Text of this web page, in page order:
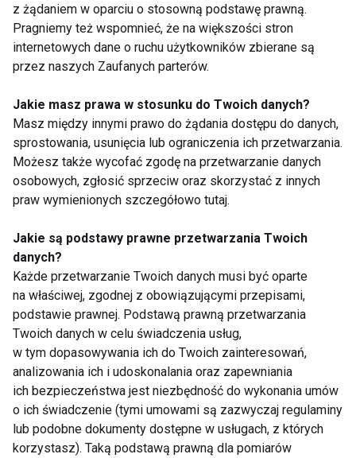
ZDROWIE KALORIE ZDROWY ROLKI
FIT LIGHT
Zdrowie
Niezbędne dla serca i
mięśni. Dlaczego
warto suplementować
kwasy omega-3?
Ten problem może
dotyczyć nawet co
piątej kobiety na
świecie. Lekarka:
Pacjentki często boją
się mówić o bólu
podczas stosunku
z żądaniem w oparciu o stosowną podstawę prawną.
Pragniemy też wspomnieć, że na większości stron
internetowych dane o ruchu użytkowników zbierane są
przez naszych Zaufanych parterów.
Jakie masz prawa w stosunku do Twoich danych?
Masz między innymi prawo do żądania dostępu do danych,
sprostowania, usunięcia lub ograniczenia ich przetwarzania.
Możesz także wycofać zgodę na przetwarzanie danych
osobowych, zgłosić sprzeciw oraz skorzystać z innych
praw wymienionych szczegółowo tutaj.
Jakie są podstawy prawne przetwarzania Twoich
danych?
Każde przetwarzanie Twoich danych musi być oparte
na właściwej, zgodnej z obowiązującymi przepisami,
podstawie prawnej. Podstawą prawną przetwarzania
Twoich danych w celu świadczenia usług,
w tym dopasowywania ich do Twoich zainteresowań,
analizowania ich i udoskonalania oraz zapewniania
ich bezpieczeństwa jest niezbędność do wykonania umów
o ich świadczenie (tymi umowami są zazwyczaj regulaminy
lub podobne dokumenty dostępne w usługach, z których
korzystasz). Taką podstawą prawną dla pomiarów